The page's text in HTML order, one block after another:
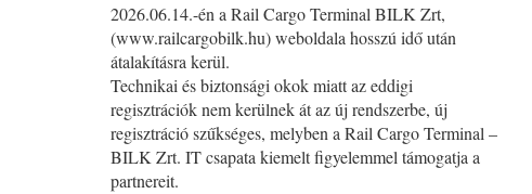
2026.06.14.-én a Rail Cargo Terminal BILK Zrt,
(www.railcargobilk.hu) weboldala hosszú idő után
átalakításra kerül.
Technikai és biztonsági okok miatt az eddigi
regisztrációk nem kerülnek át az új rendszerbe, új
regisztráció szűkséges, melyben a Rail Cargo Terminal –
BILK Zrt. IT csapata kiemelt figyelemmel támogatja a
partnereit.